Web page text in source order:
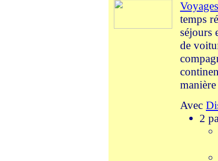
temps
séjours
de
Avec
2